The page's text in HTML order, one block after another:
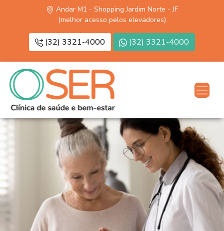
Andar M1 - Shopping Jardim Norte - JF
(melhor acesso pelos elevadores)
(32) 3321-4000 (32) 3321-4000